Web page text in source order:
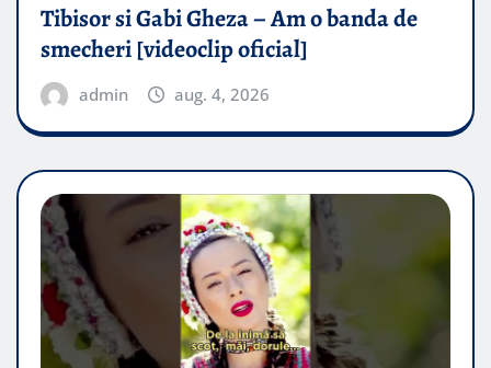
Tibisor si Gabi Gheza – Am o banda de
smecheri [videoclip oficial]
admin aug. 4, 2026